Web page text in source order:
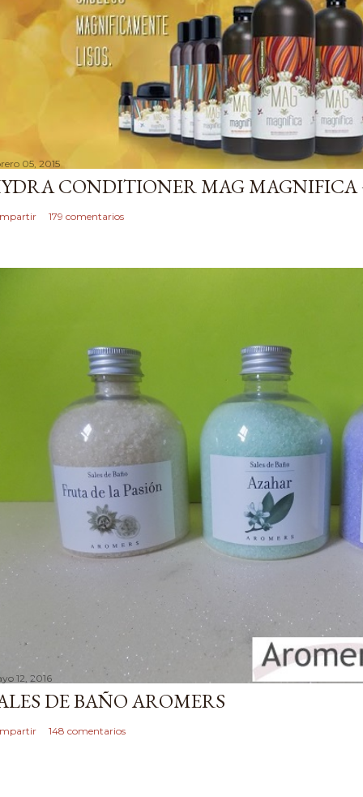
05, 2015
CONDITIONER MAG MAGNIFICA
179 comentarios
12, 2016
DE BAÑO AROMERS
148 comentarios